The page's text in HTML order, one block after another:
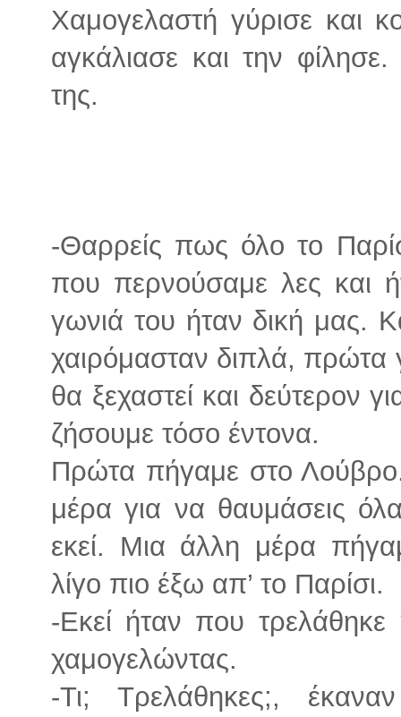
Χαμογελαστή γύρισε και
αγκάλιασε και την
της.
-Θαρρείς πως όλο το
που περνούσαμε λες και
γωνιά του ήταν δική μας.
χαιρόμασταν διπλά, πρώτα
θα ξεχαστεί και δεύτερον
ζήσουμε τόσο έντονα.
Πρώτα πήγαμε στο
μέρα για να θαυμάσεις
εκεί. Μια άλλη μέρα
λίγο πιο έξω απ’ το Παρίσι.
-Εκεί ήταν που
χαμογελώντας.
-Τι; Τρελάθηκες;,